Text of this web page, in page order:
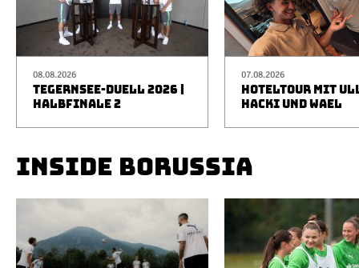
08.08.2026
TEGERNSEE-DUELL 2026 |
HALBFINALE 2
07.08.2026
HOTELTOUR MIT
HACKI UND WAEL
INSIDE BORUSSIA